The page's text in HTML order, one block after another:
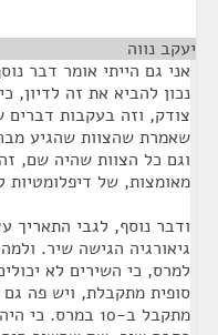
יעקב נווה
אני גם הייתי אומר דבר
נכון להביא את זה
צודק, וזה בעקבות דברים
שאמרת שהצוות שהגיע
מאומצות, של דיפלומטיות
ודבר נוסף, לגבי התאריך
למרס, כי השירים לא
מתקבל ב-10